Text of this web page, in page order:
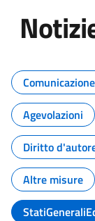
Tutti i
Comunicazione
Agevolazioni
Diritto
Altre misure